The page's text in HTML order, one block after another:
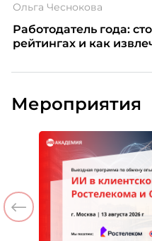
Ольга Чеснокова
Работодатель года:
рейтингах и как
Мероприятия